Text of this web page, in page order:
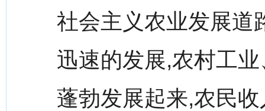
社会主义农业发展道
迅速的发展,农村工
蓬勃发展起来,农民